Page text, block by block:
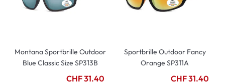
Montana Sportbrille Outdoor
Blue Classic Size SP313B
CHF 31.40
Sportbrille Outdoor Fancy
Orange SP311A
CHF 31.40